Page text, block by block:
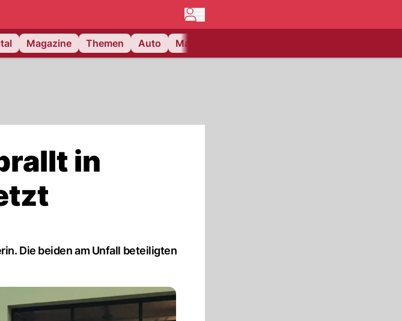
Magazine Themen Auto Matchcenter
in
Die beiden am Unfall beteiligten